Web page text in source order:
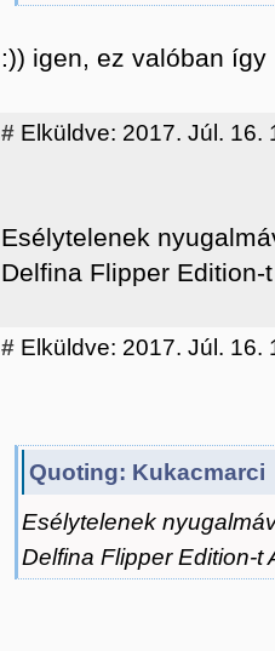
:)) igen, ez valóban így
# Elküldve: 2017. Júl. 16.
Esélytelenek
Delfina Flipper Edition-
# Elküldve: 2017. Júl. 16.
Quoting: Kukacmarci
Esélytelenek
Delfina Flipper Edition-t